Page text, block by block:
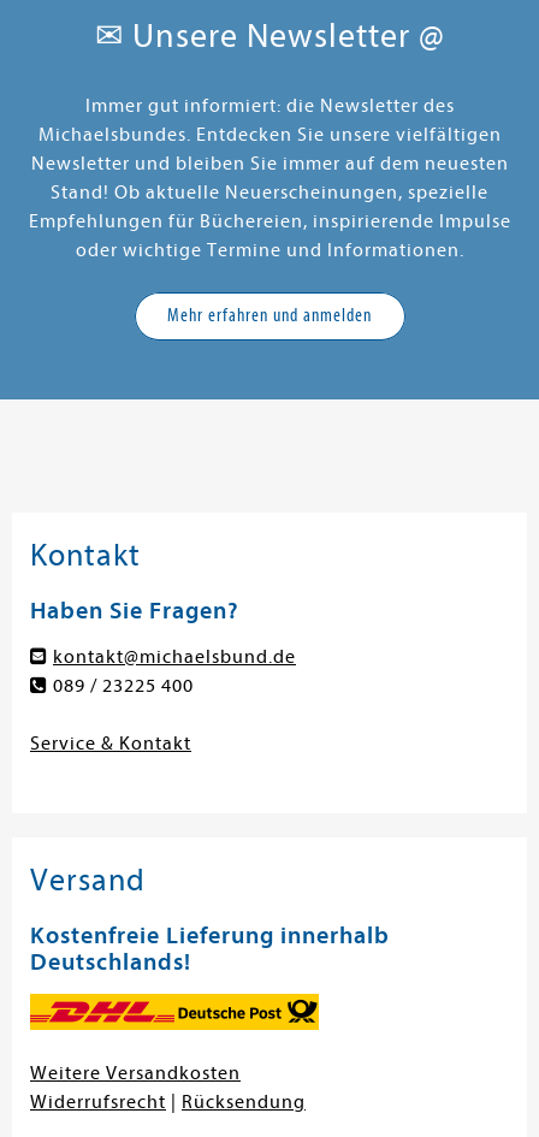
✉ Unsere Newsletter @
Immer gut informiert: die Newsletter des
Michaelsbundes. Entdecken Sie unsere vielfältigen
Newsletter und bleiben Sie immer auf dem neuesten
Stand! Ob aktuelle Neuerscheinungen, spezielle
Empfehlungen für Büchereien, inspirierende Impulse
oder wichtige Termine und Informationen.
Mehr erfahren und anmelden
Kontakt
Haben Sie Fragen?
kontakt@michaelsbund.de
089 / 23225 400
Service & Kontakt
Versand
Kostenfreie Lieferung innerhalb
Deutschlands!
Weitere Versandkosten
Widerrufsrecht
Rücksendung